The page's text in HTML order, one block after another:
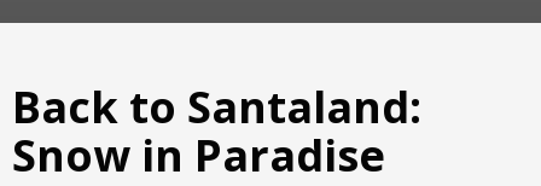
Back to Santaland:
Snow in Paradise